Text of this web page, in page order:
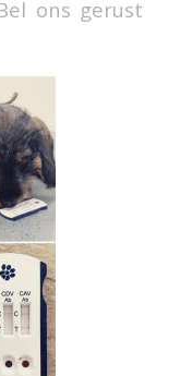
ons gerust